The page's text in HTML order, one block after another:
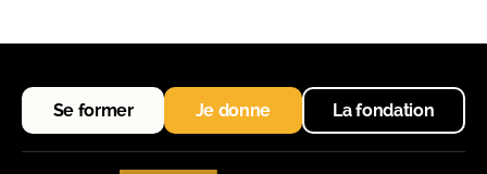
Se former Je donne La fondation